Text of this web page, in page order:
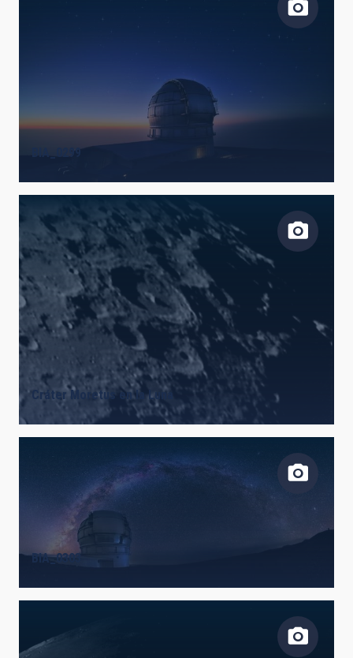
BIA_0299
Cráter Moretus en la Luna
BIA_0303